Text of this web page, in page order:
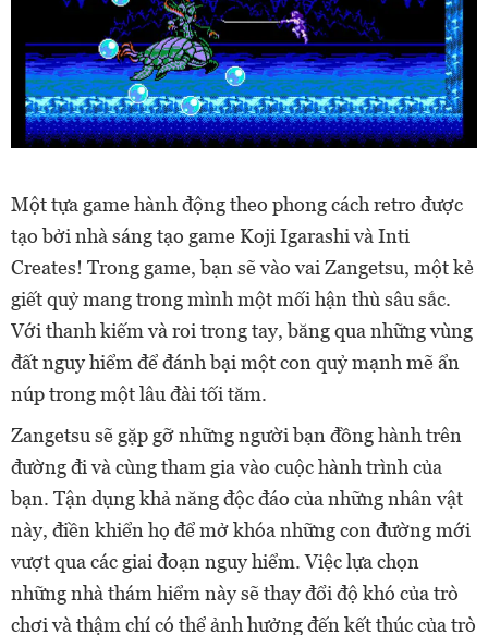
Một tựa game hành động theo phong cách retro được
tạo bởi nhà sáng tạo game Koji Igarashi và Inti
Creates! Trong game, bạn sẽ vào vai Zangetsu, một kẻ
giết quỷ mang trong mình một mối hận thù sâu sắc.
Với thanh kiếm và roi trong tay, băng qua những vùng
đất nguy hiểm để đánh bại một con quỷ mạnh mẽ ẩn
núp trong một lâu đài tối tăm.
Zangetsu sẽ gặp gỡ những người bạn đồng hành trên
đường đi và cùng tham gia vào cuộc hành trình của
bạn. Tận dụng khả năng độc đáo của những nhân vật
này, điền khiển họ để mở khóa những con đường mới
vượt qua các giai đoạn nguy hiểm. Việc lựa chọn
những nhà thám hiểm này sẽ thay đổi độ khó của trò
chơi và thậm chí có thể ảnh hưởng đến kết thúc của trò